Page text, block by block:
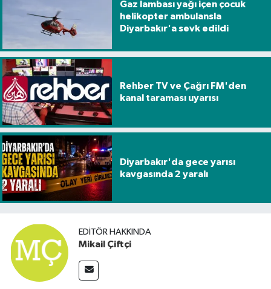
Gaz lambası yağı içen çocuk
helikopter ambulansla
Diyarbakır'a sevk edildi
Rehber TV ve Çağrı FM'den
kanal taraması uyarısı
Diyarbakır'da gece yarısı
kavgasında 2 yaralı
EDITÖR HAKKINDA
Mikail Çiftçi